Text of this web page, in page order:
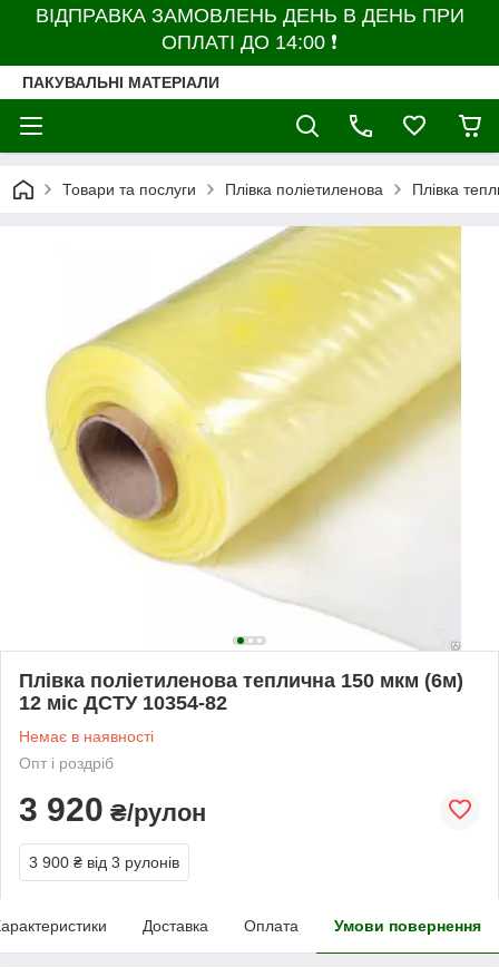
ВІДПРАВКА ЗАМОВЛЕНЬ ДЕНЬ В ДЕНЬ ПРИ
ОПЛАТІ ДО 14:00 ❗
ПАКУВАЛЬНІ МАТЕРІАЛИ
Товари та послуги Плівка поліетиленова Плівка
Плівка поліетиленова теплична 150 мкм (6м)
12 міс ДСТУ 10354-82
Немає в наявності
Опт і роздріб
3 920 ₴/рулон
3 900 ₴ від 3 рулонів
Доставка Оплата Умови повернення